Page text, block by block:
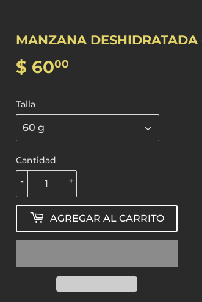
MANZANA DESHIDRATADA
$ 6000
Talla
Cantidad
+
-
AGREGAR AL CARRITO